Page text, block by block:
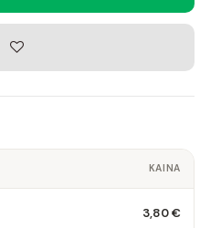
KAINA
3,80 €